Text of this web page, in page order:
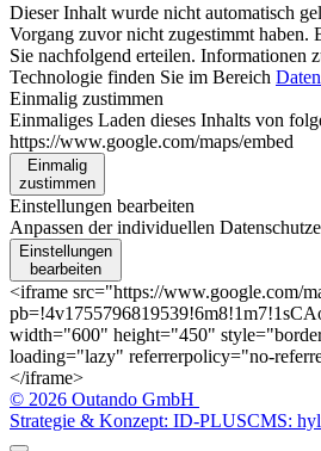
Dieser Inhalt wurde nicht automatisch
Vorgang zuvor nicht zugestimmt haben.
Sie nachfolgend erteilen. Informationen
Technologie finden Sie im Bereich
Einmalig zustimmen
Einmaliges Laden dieses Inhalts von
https://www.google.com/maps/embed
Einmalig
zustimmen
Einstellungen bearbeiten
Anpassen der individuellen
Einstellungen
bearbeiten
<iframe src="https://www.google.com/
width="600" height="450"
loading="lazy" referrerpolicy="no-
</iframe>
© 2026 Outando GmbH
Strategie & Konzept: ID-PLUSCMS: